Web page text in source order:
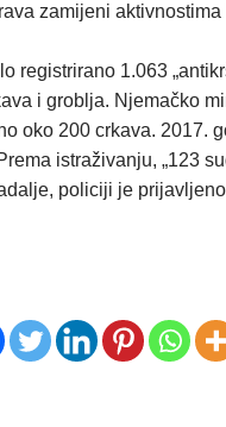
zamijeni
1.063
i groblja. Njemačko
oko 200 crkava.
istraživanju, „123
policiji je